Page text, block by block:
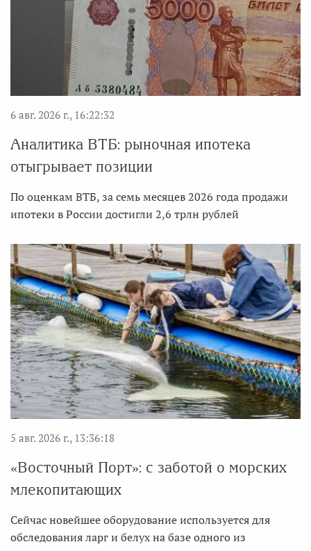
6 авг. 2026 г., 16:22:32
Аналитика ВТБ: рыночная ипотека
отыгрывает позиции
По оценкам ВТБ, за семь месяцев 2026 года продажи
ипотеки в России достигли 2,6 трлн рублей
5 авг. 2026 г., 13:36:18
«Восточный Порт»: с заботой о морских
млекопитающих
Сейчас новейшее оборудование используется для
обследования ларг и белух на базе одного из